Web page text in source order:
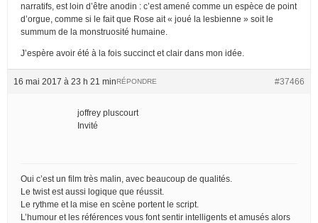
narratifs, est loin d’être anodin : c’est amené comme un espèce de point
d’orgue, comme si le fait que Rose ait « joué la lesbienne » soit le
summum de la monstruosité humaine.
J’espère avoir été à la fois succinct et clair dans mon idée.
16 mai 2017 à 23 h 21 min #37466
RÉPONDRE
joffrey pluscourt
Invité
Oui c’est un film très malin, avec beaucoup de qualités.
Le twist est aussi logique que réussit.
Le rythme et la mise en scène portent le script.
L’humour et les références vous font sentir intelligents et amusés alors